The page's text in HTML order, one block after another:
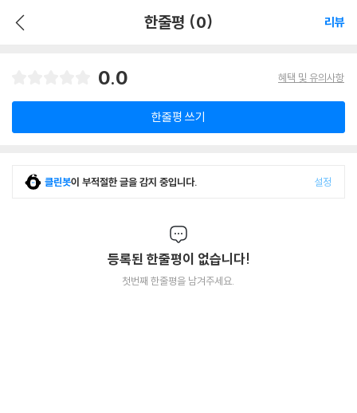
한줄평 (0) 리뷰
0.0 혜택 및 유의사항
한줄평 쓰기
클린봇이 부적절한 글을 감지 중입니다. 설정
등록된 한줄평이 없습니다!
첫번째 한줄평을 남겨주세요.